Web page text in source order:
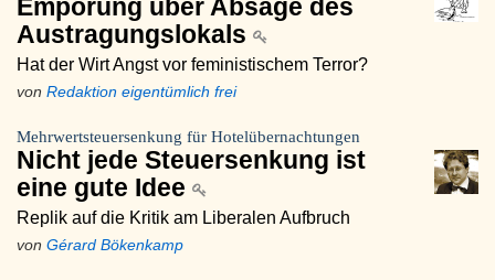
Empörung über Absage des
Austragungslokals
Hat der Wirt Angst vor feministischem Terror?
von Redaktion eigentümlich frei
Mehrwertsteuersenkung für Hotelübernachtungen
Nicht jede Steuersenkung ist
eine gute Idee
Replik auf die Kritik am Liberalen Aufbruch
von Gérard Bökenkamp